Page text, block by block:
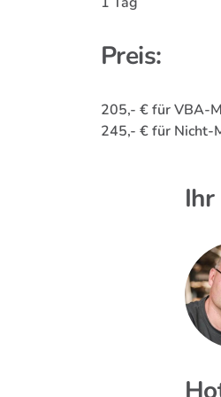
Preis:
205,- € für VBA-
245,- € für Nicht-